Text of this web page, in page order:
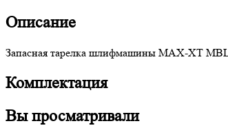
Описание
Запасная тарелка шлифмашины MAX-XT
Комплектация
Вы просматривали